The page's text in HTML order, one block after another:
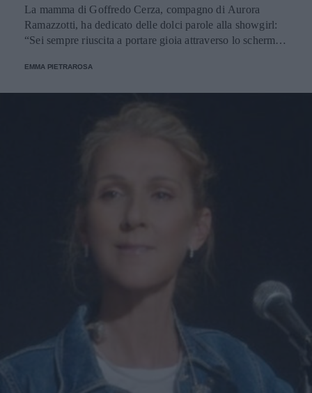
La mamma di Goffredo Cerza, compagno di Aurora
Ramazzotti, ha dedicato delle dolci parole alla showgirl:
“Sei sempre riuscita a portare gioia attraverso lo schermo e
EMMA PIETRAROSA